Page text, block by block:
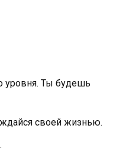
уровня. Ты будешь
своей жизнью.